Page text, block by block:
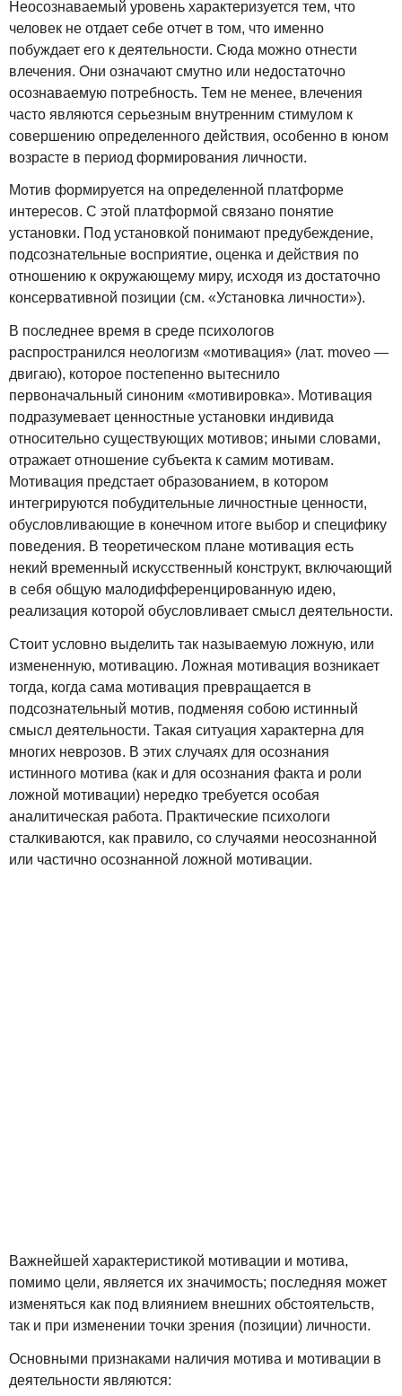
Неосознаваемый уровень характеризуется тем, что
человек не отдает себе отчет в том, что именно
побуждает его к деятельности. Сюда можно отнести
влечения. Они означают смутно или недостаточно
осознаваемую потребность. Тем не менее, влечения
часто являются серьезным внутренним стимулом к
совершению определенного действия, особенно в юном
возрасте в период формирования личности.
Мотив формируется на определенной платформе
интересов. С этой платформой связано понятие
установки. Под установкой понимают предубеждение,
подсознательные восприятие, оценка и действия по
отношению к окружающему миру, исходя из достаточно
консервативной позиции (см. «Установка личности»).
В последнее время в среде психологов
распространился неологизм «мотивация» (лат. moveo —
двигаю), которое постепенно вытеснило
первоначальный синоним «мотивировка». Мотивация
подразумевает ценностные установки индивида
относительно существующих мотивов; иными словами,
отражает отношение субъекта к самим мотивам.
Мотивация предстает образованием, в котором
интегрируются побудительные личностные ценности,
обусловливающие в конечном итоге выбор и специфику
поведения. В теоретическом плане мотивация есть
некий временный искусственный конструкт, включающий
в себя общую малодифференцированную идею,
реализация которой обусловливает смысл деятельности.
Стоит условно выделить так называемую ложную, или
измененную, мотивацию. Ложная мотивация возникает
тогда, когда сама мотивация превращается в
подсознательный мотив, подменяя собою истинный
смысл деятельности. Такая ситуация характерна для
многих неврозов. В этих случаях для осознания
истинного мотива (как и для осознания факта и роли
ложной мотивации) нередко требуется особая
аналитическая работа. Практические психологи
сталкиваются, как правило, со случаями неосознанной
или частично осознанной ложной мотивации.
Важнейшей характеристикой мотивации и мотива,
помимо цели, является их значимость; последняя может
изменяться как под влиянием внешних обстоятельств,
так и при изменении точки зрения (позиции) личности.
Основными признаками наличия мотива и мотивации в
деятельности являются: